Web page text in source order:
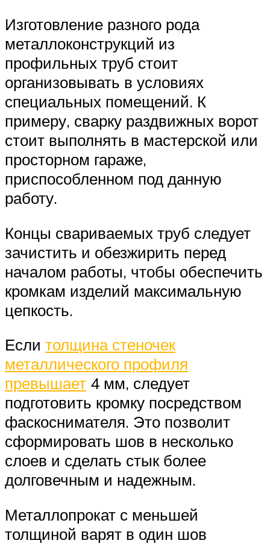
Изготовление разного рода
металлоконструкций из
профильных труб стоит
организовывать в условиях
специальных помещений. К
примеру, сварку раздвижных ворот
стоит выполнять в мастерской или
просторном гараже,
приспособленном под данную
работу.
Концы свариваемых труб следует
зачистить и обезжирить перед
началом работы, чтобы обеспечить
кромкам изделий максимальную
цепкость.
Если толщина стеночек
металлического профиля
превышает 4 мм, следует
подготовить кромку посредством
фаскоснимателя. Это позволит
сформировать шов в несколько
слоев и сделать стык более
долговечным и надежным.
Металлопрокат с меньшей
толщиной варят в один шов